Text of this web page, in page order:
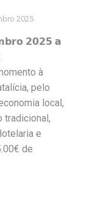
2025
𝟮𝟬𝟮𝟱 𝗮
à
pelo
local,
tradicional,
e
de